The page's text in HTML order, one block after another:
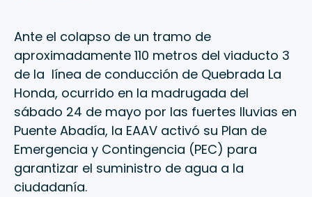
Ante el colapso de un tramo de
aproximadamente 110 metros del viaducto 3
de la línea de conducción de Quebrada La
Honda, ocurrido en la madrugada del
sábado 24 de mayo por las fuertes lluvias en
Puente Abadía, la EAAV activó su Plan de
Emergencia y Contingencia (PEC) para
garantizar el suministro de agua a la
ciudadanía.